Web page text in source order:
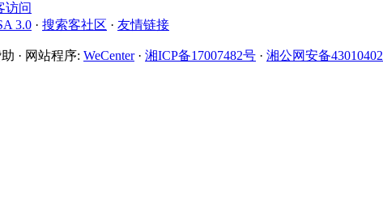
访问
3.0 · 搜索客社区 · 友情链接
· 网站程序: WeCenter· 湘ICP备17007482号 · 湘公网安备